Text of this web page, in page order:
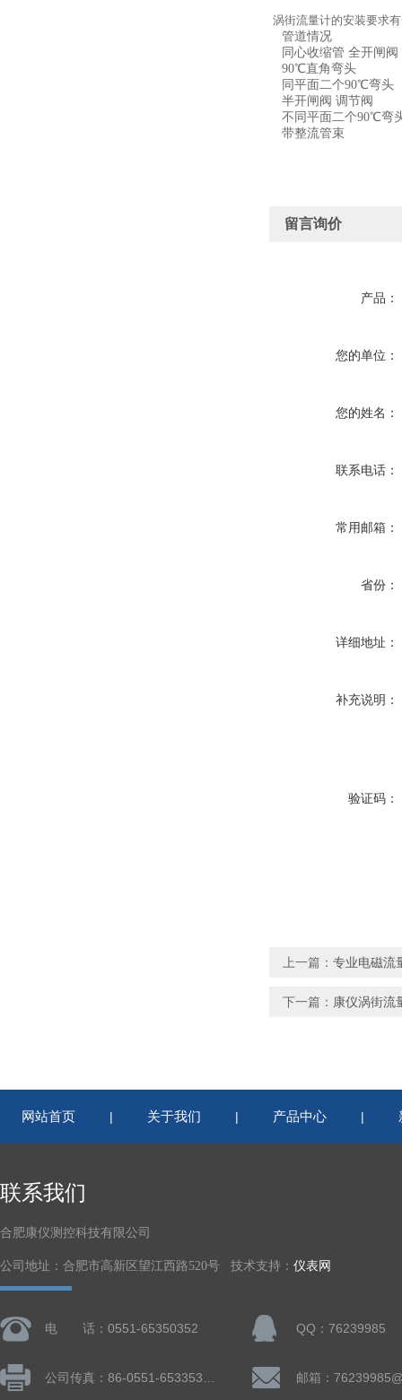
涡街流量计的安装要求
管道情况
同心收缩管 全开闸阀
90℃直角弯头
同平面二个90℃弯头
半开闸阀 调节阀
不同平面二个90℃弯
带整流管束
留言询价
产品：
您的单位：
您的姓名：
联系电话：
常用邮箱：
省份：
详细地址：
补充说明：
验证码：
上一篇： 专业电磁流
下一篇： 康仪涡街流
网站首页 | 关于我们 | 产品中心 |
联系我们
合肥康仪测控科技有限公司
公司地址：合肥市高新区望江西路520号 技术支持： 仪表网
电 话：0551-65350352 QQ：76239985
邮箱：